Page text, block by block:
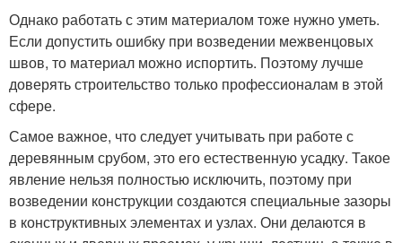
Однако работать с этим материалом тоже нужно уметь.
Если допустить ошибку при возведении межвенцовых
швов, то материал можно испортить. Поэтому лучше
доверять строительство только профессионалам в этой
сфере.
Самое важное, что следует учитывать при работе с
деревянным срубом, это его естественную усадку. Такое
явление нельзя полностью исключить, поэтому при
возведении конструкции создаются специальные зазоры
в конструктивных элементах и узлах. Они делаются в